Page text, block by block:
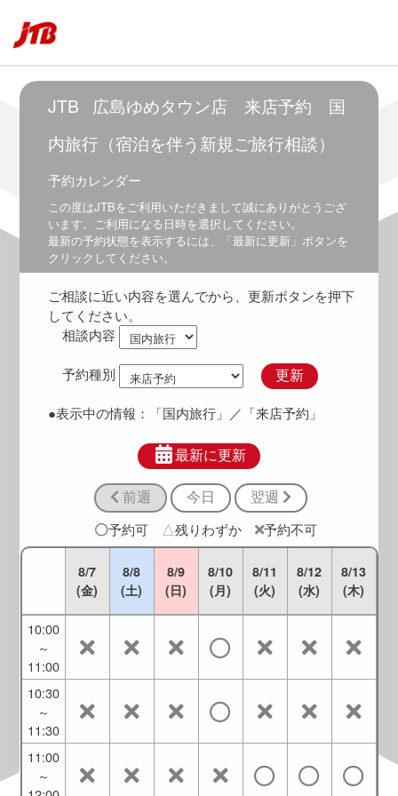
JTB
広島ゆめタウン店 来店予約 国
内旅行（宿泊を伴う新規ご旅行相談）
予約カレンダー
この度はJTBをご利用いただきまして誠にありがとうござ
います。ご利用になる日時を選択してください。
最新の予約状態を表示するには、「最新に更新」ボタンを
クリックしてください。
ご相談に近い内容を選んでから、更新ボタンを押下
してください。
相談内容
予約種別 更新
●表示中の情報： 「国内旅行」 ／「来店予約」
最新に更新
前週 今日 翌週
予約可 △残りわずか 予約不可
8/7
(金)
8/8
(土)
8/9
(日)
8/10
(月)
8/11
(火)
8/12
(水)
8/13
(木)
6:00
～
6:00
7:00
6:30
7:30
7:00
7:30
9:00
10:00
～
11:00
10:30
～
11:30
11:00
～